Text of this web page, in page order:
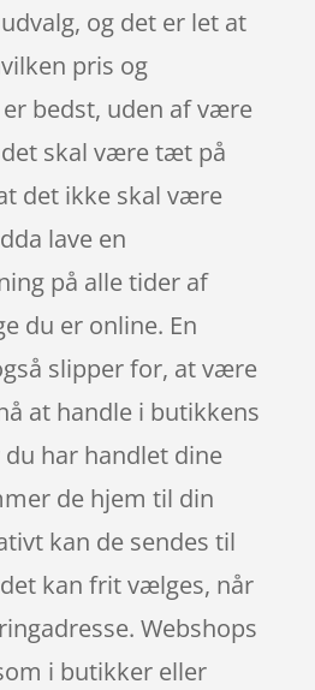
og det er let at
pris og
bedst, uden af være
skal være tæt på
det ikke skal være
lave en
på alle tider af
du er online. En
slipper for, at være
at handle i butikkens
har handlet dine
de hjem til din
kan de sendes til
kan frit vælges, når
Webshops
i butikker eller